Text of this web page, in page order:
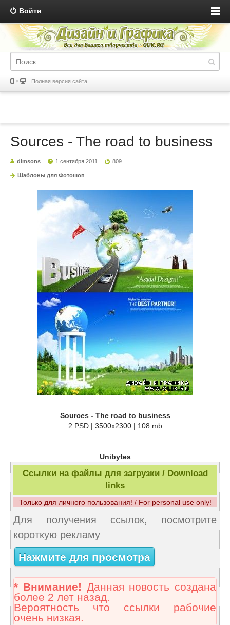
Войти
Полная версия сайта
Sources - The road to business
dimsons 1 сентября 2011 809
Шаблоны для Фотошоп
Sources - The road to business
2 PSD | 3500x2300 | 108 mb
Unibytes
Ссылки на файлы для загрузки / Download
links
Только для личного пользования! / For personal use only!
Для получения ссылок, посмотрите
короткую рекламу
Нажмите для просмотра
* Внимание! Данная новость создана
более 2 лет назад.
Вероятность что ссылки рабочие
очень низкая.